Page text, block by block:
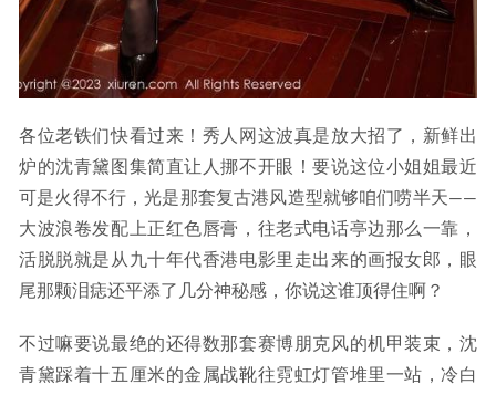
各位老铁们快看过来！秀人网这波真是放大招了，新鲜出
炉的沈青黛图集简直让人挪不开眼！要说这位小姐姐最近
可是火得不行，光是那套复古港风造型就够咱们唠半天——
大波浪卷发配上正红色唇膏，往老式电话亭边那么一靠，
活脱脱就是从九十年代香港电影里走出来的画报女郎，眼
尾那颗泪痣还平添了几分神秘感，你说这谁顶得住啊？
不过嘛要说最绝的还得数那套赛博朋克风的机甲装束，沈
青黛踩着十五厘米的金属战靴往霓虹灯管堆里一站，冷白